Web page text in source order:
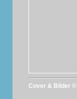
Cover & Bilder ©